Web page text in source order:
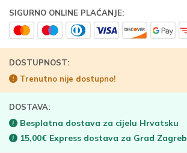
SIGURNO ONLINE PLAĆANJE:
DOSTUPNOST:
Trenutno nije dostupno!
DOSTAVA:
Besplatna dostava za cijelu Hrvatsku
15,00€ Express dostava za Grad Zagreb